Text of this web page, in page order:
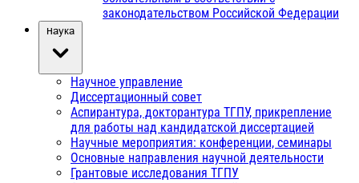
законодательством Российской Федерации
Наука
Научное управление
Диссертационный совет
Аспирантура, докторантура ТГПУ, прикрепление
для работы над кандидатской диссертацией
Научные мероприятия: конференции, семинары
Основные направления научной деятельности
Грантовые исследования ТГПУ